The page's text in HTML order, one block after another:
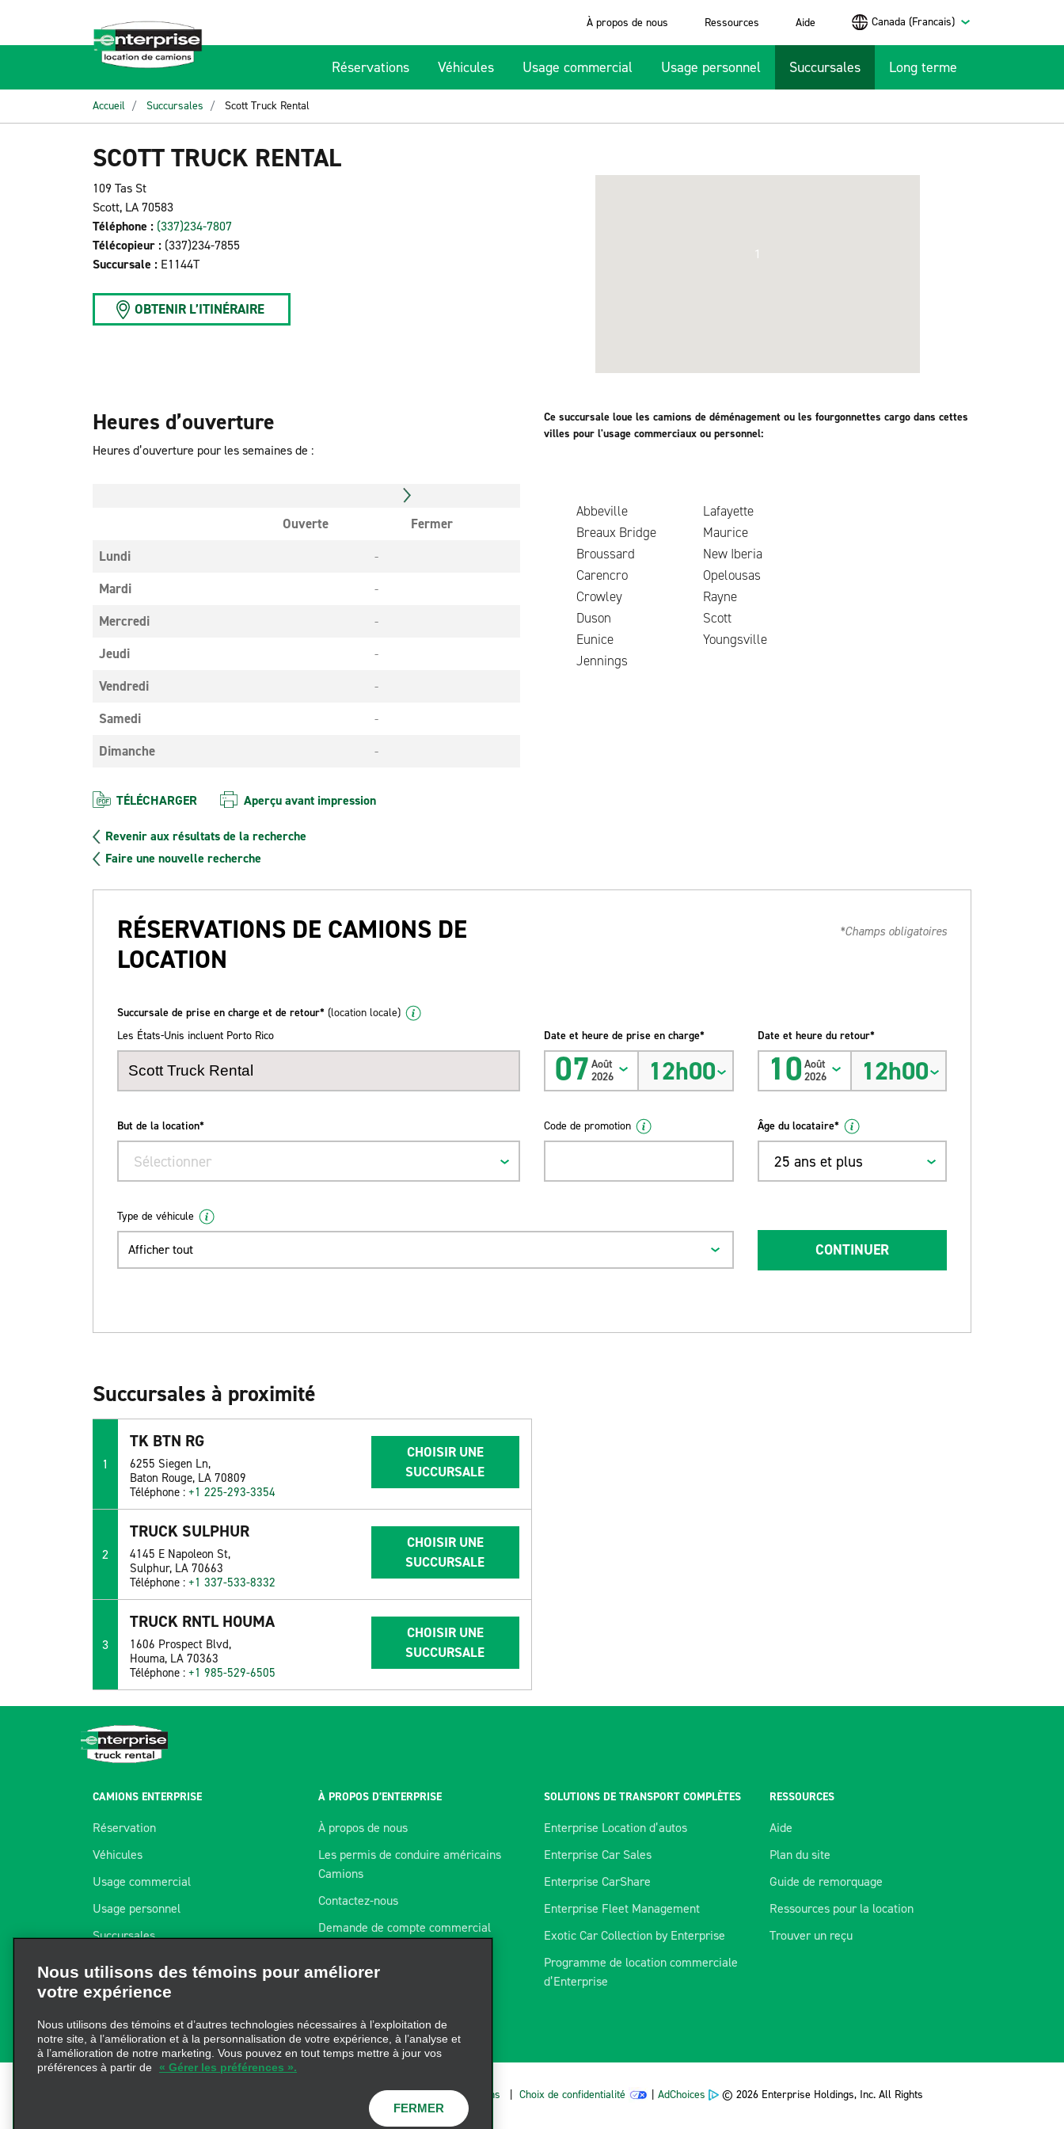
À propos de nous Ressources Aide Canada (Francais)
Réservations Véhicules Usage commercial Usage personnel Succursales Long terme
Accueil Succursales Scott Truck Rental
SCOTT TRUCK RENTAL
109 Tas St
Scott, LA 70583
Téléphone : (337)234-7807
Télécopieur : (337)234-7855
Succursale : E1144T
OBTENIR L’ITINÉRAIRE
1
Heures d’ouverture
Heures d’ouverture pour les semaines de :
Ouverte
Fermer
Lundi
-
Mardi
-
Mercredi
-
Jeudi
-
Vendredi
-
Samedi
-
Dimanche
-
Ce succursale loue les camions de déménagement ou les fourgonnettes cargo dans cettes
villes pour l'usage commerciaux ou personnel:
Abbeville
Lafayette
Breaux Bridge
Maurice
Broussard
New Iberia
Carencro
Opelousas
Crowley
Rayne
Duson
Scott
Eunice
Youngsville
Jennings
TÉLÉCHARGER Aperçu avant impression
Revenir aux résultats de la recherche
Faire une nouvelle recherche
RÉSERVATIONS DE CAMIONS DE
LOCATION
*Champs obligatoires
Succursale de prise en charge et de retour* (location locale)
Les États-Unis incluent Porto Rico
Date et heure de prise en charge*
07 Août
2026
12h00
Date et heure du retour*
10 Août
2026
12h00
But de la location*
Sélectionner
Code de promotion Âge du locataire*
25 ans et plus
Type de véhicule
Afficher tout CONTINUER
Succursales à proximité
1
TK BTN RG
6255 Siegen Ln,
Baton Rouge, LA 70809
Téléphone :+1 225-293-3354
CHOISIR UNE
SUCCURSALE
2
TRUCK SULPHUR
4145 E Napoleon St,
Sulphur, LA 70663
Téléphone :+1 337-533-8332
CHOISIR UNE
SUCCURSALE
3
TRUCK RNTL HOUMA
1606 Prospect Blvd,
Houma, LA 70363
Téléphone :+1 985-529-6505
CHOISIR UNE
SUCCURSALE
CAMIONS ENTERPRISE
Réservation
Véhicules
Usage commercial
Usage personnel
Succursales
Location à long terme
Flex-E-Rent® d’Enterprise
À PROPOS D’ENTERPRISE
À propos de nous
Les permis de conduire américains
Camions
Contactez-nous
Demande de compte commercial
Nos partenaires
SOLUTIONS DE TRANSPORT COMPLÈTES
Enterprise Location d’autos
Enterprise Car Sales
Enterprise CarShare
Enterprise Fleet Management
Exotic Car Collection by Enterprise
Programme de location commerciale
d’Enterprise
RESSOURCES
Aide
Plan du site
Guide de remorquage
Ressources pour la location
Trouver un reçu
Politique sur les fichiers témoins | Choix de confidentialité | AdChoices
© 2026 Enterprise Holdings, Inc. All Rights
Nous utilisons des témoins pour améliorer
Nous utilisons des témoins et d’autres technologies nécessaires à l’exploitation de
à l’amélioration de notre marketing. Vous pouvez en tout temps mettre à jour vos
préférences à partir de « Gérer les préférences ».